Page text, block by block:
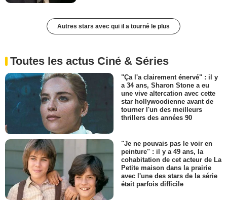
Autres stars avec qui il a tourné le plus
Toutes les actus Ciné & Séries
"Ça l'a clairement énervé" : il y
a 34 ans, Sharon Stone a eu
une vive altercation avec cette
star hollywoodienne avant de
tourner l'un des meilleurs
thrillers des années 90
"Je ne pouvais pas le voir en
peinture" : il y a 49 ans, la
cohabitation de cet acteur de La
Petite maison dans la prairie
avec l'une des stars de la série
était parfois difficile